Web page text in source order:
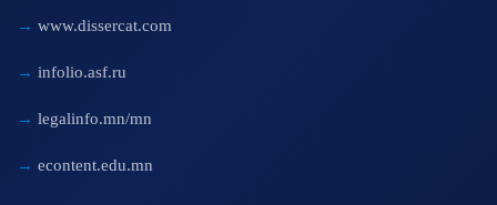
www.dissercat.com
infolio.asf.ru
legalinfo.mn/mn
econtent.edu.mn